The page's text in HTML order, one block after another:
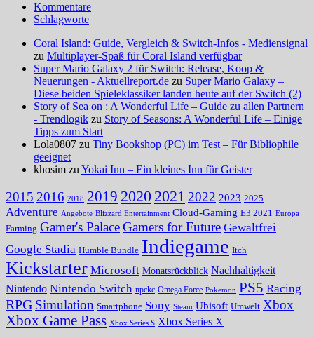
Kommentare
Schlagworte
Coral Island: Guide, Vergleich & Switch-Infos - Mediensignal
zu Multiplayer-Spaß für Coral Island verfügbar
Super Mario Galaxy 2 für Switch: Release, Koop &
Neuerungen - Aktuellreport.de zu Super Mario Galaxy –
Diese beiden Spieleklassiker landen heute auf der Switch (2)
Story of Sea on : A Wonderful Life – Guide zu allen Partnern
- Trendlogik zu Story of Seasons: A Wonderful Life – Einige
Tipps zum Start
Lola0807 zu Tiny Bookshop (PC) im Test – Für Bibliophile
geeignet
khosim zu Yokai Inn – Ein kleines Inn für Geister
2015 2016 2018 2019 2020 2021 2022 2023 2025
Adventure Angebote Blizzard Entertainment Cloud-Gaming E3 2021 Europa
Farming Gamer's PalaceGamers for Future Gewaltfrei
Google Stadia Humble Bundle Indiegame Itch
Kickstarter Microsoft Monatsrückblick Nachhaltigkeit
Nintendo Nintendo Switch npckc Omega Force Pokemon PS5 Racing
RPG Simulation Smartphone Sony Steam Ubisoft Umwelt Xbox
Xbox Game Pass Xbox Series S Xbox Series X